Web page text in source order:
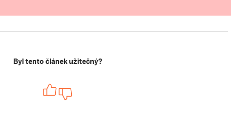
Byl tento článek užitečný?